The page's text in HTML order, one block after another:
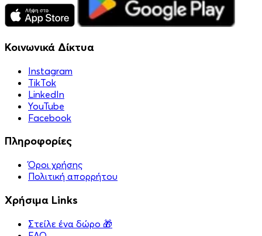
Κοινωνικά Δίκτυα
Instagram
TikTok
LinkedIn
YouTube
Facebook
Πληροφορίες
Όροι χρήσης
Πολιτική απορρήτου
Χρήσιμα Links
Στείλε ένα δώρο 🎁